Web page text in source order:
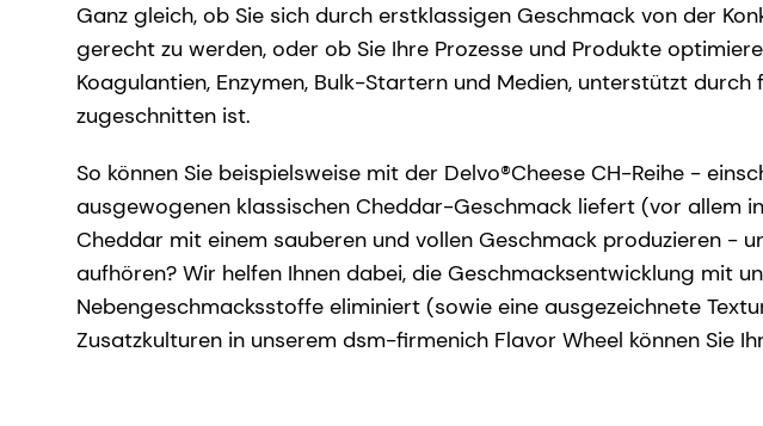
Ganz gleich, ob Sie sich durch erstklassigen Geschmack von der
gerecht zu werden, oder ob Sie Ihre Prozesse und Produkte
Koagulantien, Enzymen, Bulk-Startern und Medien, unterstützt
zugeschnitten ist.
So können Sie beispielsweise mit der Delvo®Cheese CH-Reihe -
ausgewogenen klassischen Cheddar-Geschmack liefert (vor allem
Cheddar mit einem sauberen und vollen Geschmack produzieren -
aufhören? Wir helfen Ihnen dabei, die Geschmacksentwicklung mit
Nebengeschmacksstoffe eliminiert (sowie eine ausgezeichnete
Zusatzkulturen in unserem dsm-firmenich Flavor Wheel können Sie